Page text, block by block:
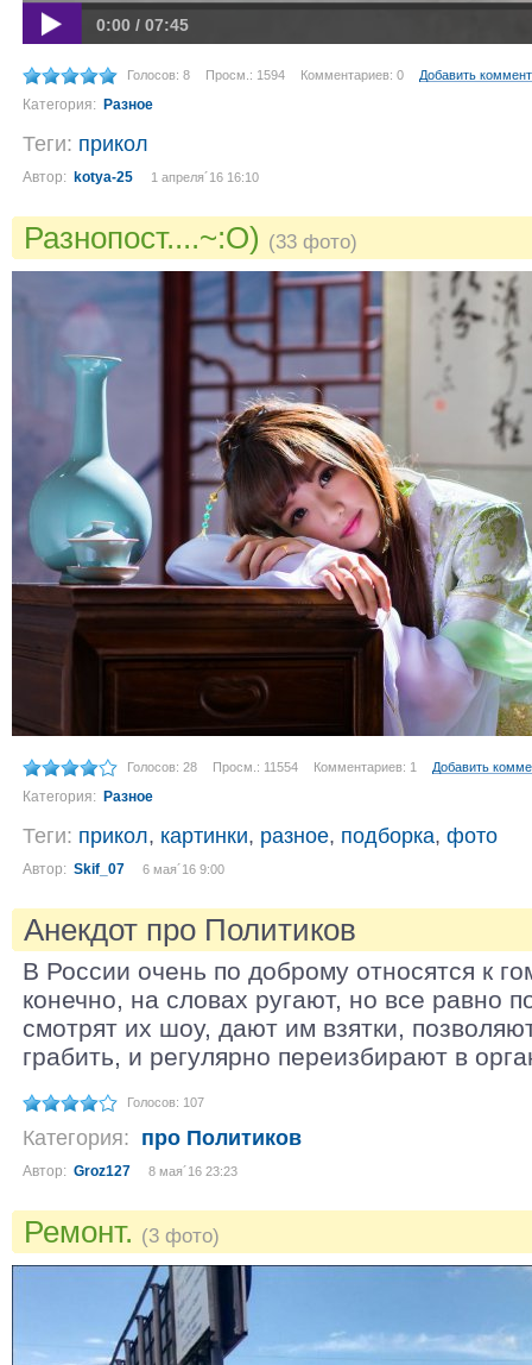
0:00 / 07:45
Голосов: 8 Просм.: 1594 Комментариев: 0 Добавить
Категория: Разное
Теги: прикол
Автор: kotya-25 1 апреля´16 16:10
Разнопост....~:O) (33 фото)
Голосов: 28 Просм.: 11554 Комментариев: 1 Добавить
Категория: Разное
Теги: прикол, картинки, разное, подборка, фото
Автор: Skif_07 6 мая´16 9:00
Анекдот про Политиков
В России очень по доброму относятся к
конечно, на словах ругают, но все равно
смотрят их шоу, дают им взятки,
грабить, и регулярно переизбирают в
Голосов: 107
Категория: про Политиков
Автор: Groz127 8 мая´16 23:23
Ремонт. (3 фото)